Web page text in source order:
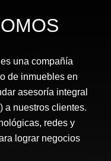
una compañía
de inmuebles en
asesoría integral
a nuestros clientes.
redes y
lograr negocios